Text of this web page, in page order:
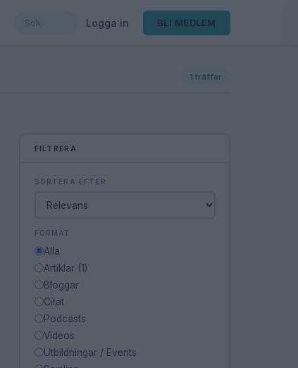
Logga in BLI MEDLEM
1 träffar
FILTRERA
SORTERA EFTER
FORMAT
Alla
Artiklar (1)
Bloggar
Citat
Podcasts
Videos
Utbildningar / Events